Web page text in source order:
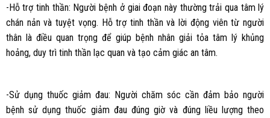
-Hỗ trợ tinh thần: Người bệnh ở giai đoạn này thường trải qua tâm lý
chán nản và tuyệt vọng. Hỗ trợ tinh thần và lời động viên từ người
thân là điều quan trọng để giúp bệnh nhân giải tỏa tâm lý khủng
hoảng, duy trì tinh thần lạc quan và tạo cảm giác an tâm.
-Sử dụng thuốc giảm đau: Người chăm sóc cần đảm bảo người
bệnh sử dụng thuốc giảm đau đúng giờ và đúng liều lượng theo